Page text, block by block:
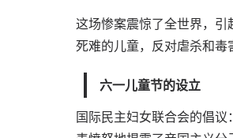
这场惨案震惊了全世界，
死难的儿童，反对虐杀和毒
六一儿童节的设立
国际民主妇女联合会的倡